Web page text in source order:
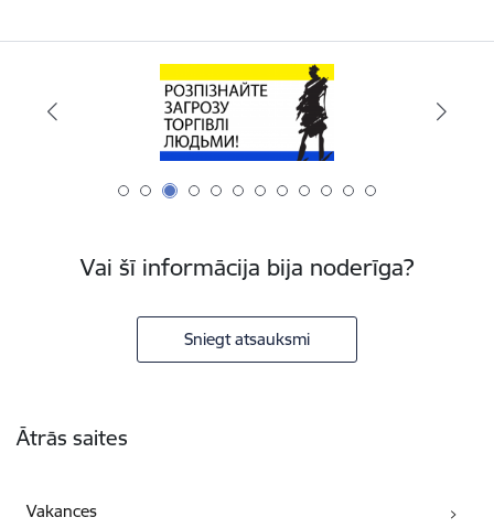
Vai šī informācija bija noderīga?
Sniegt atsauksmi
Ātrās saites
Vakances